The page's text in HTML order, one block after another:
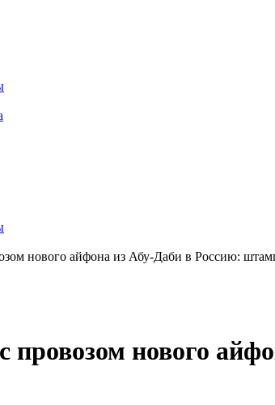
нового айфона из Абу-Даби в Россию:
провозом нового